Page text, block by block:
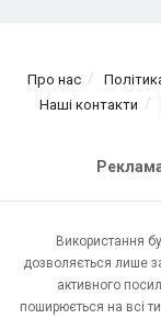
Про нас
Наші контакти
Використання
дозволяється лише
активного
поширюється на всі